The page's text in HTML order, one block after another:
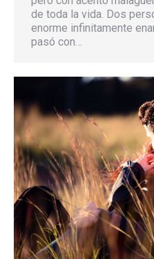
de toda la vida. Dos
enorme infinitamente
pasó con…